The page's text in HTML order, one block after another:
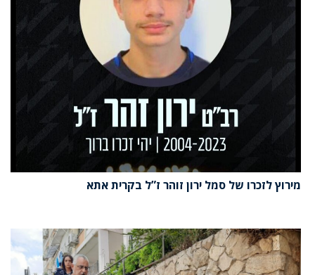
מירוץ לזכרו של סמל ירון זוהר ז”ל בקרית אתא